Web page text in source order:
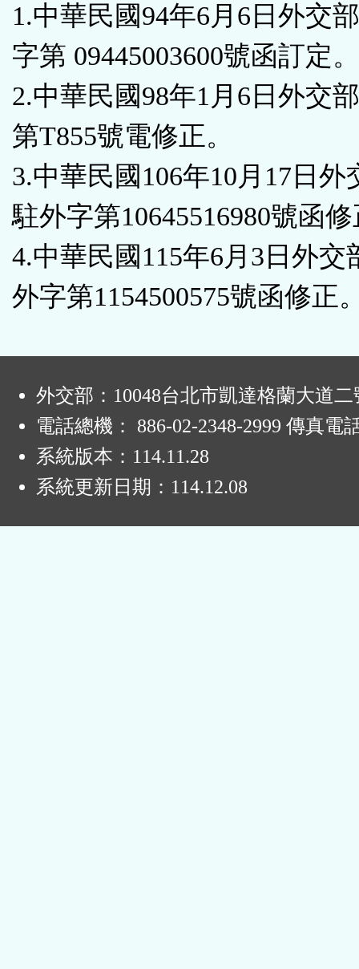
按
鈕
區
1.中華民國94年6月6日外交
字第 09445003600號函訂定。
2.中華民國98年1月6日外交
第T855號電修正。
3.中華民國106年10月17日外
駐外字第10645516980號函
4.中華民國115年6月3日外交
外字第1154500575號函修正
外交部：10048台北市凱達格蘭大道二
電話總機： 886-02-2348-2999 傳真電
系統版本： 114.11.28
系統更新日期： 114.12.08